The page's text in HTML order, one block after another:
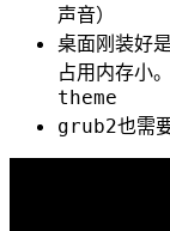
声音）
桌面刚装好
占用内存
theme
grub2也需